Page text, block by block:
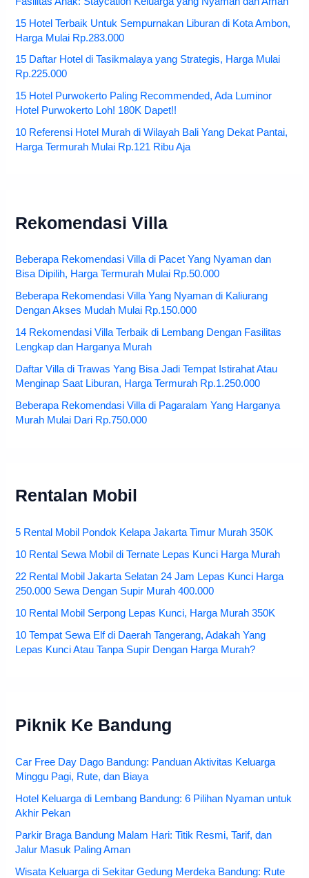
15 Hotel Terbaik Untuk Sempurnakan Liburan di Kota Ambon,
Harga Mulai Rp.283.000
15 Daftar Hotel di Tasikmalaya yang Strategis, Harga Mulai
Rp.225.000
15 Hotel Purwokerto Paling Recommended, Ada Luminor
Hotel Purwokerto Loh! 180K Dapet!!
10 Referensi Hotel Murah di Wilayah Bali Yang Dekat Pantai,
Harga Termurah Mulai Rp.121 Ribu Aja
Rekomendasi Villa
Beberapa Rekomendasi Villa di Pacet Yang Nyaman dan
Bisa Dipilih, Harga Termurah Mulai Rp.50.000
Beberapa Rekomendasi Villa Yang Nyaman di Kaliurang
Dengan Akses Mudah Mulai Rp.150.000
14 Rekomendasi Villa Terbaik di Lembang Dengan Fasilitas
Lengkap dan Harganya Murah
Daftar Villa di Trawas Yang Bisa Jadi Tempat Istirahat Atau
Menginap Saat Liburan, Harga Termurah Rp.1.250.000
Beberapa Rekomendasi Villa di Pagaralam Yang Harganya
Murah Mulai Dari Rp.750.000
Rentalan Mobil
5 Rental Mobil Pondok Kelapa Jakarta Timur Murah 350K
10 Rental Sewa Mobil di Ternate Lepas Kunci Harga Murah
22 Rental Mobil Jakarta Selatan 24 Jam Lepas Kunci Harga
250.000 Sewa Dengan Supir Murah 400.000
10 Rental Mobil Serpong Lepas Kunci, Harga Murah 350K
10 Tempat Sewa Elf di Daerah Tangerang, Adakah Yang
Lepas Kunci Atau Tanpa Supir Dengan Harga Murah?
Piknik Ke Bandung
Car Free Day Dago Bandung: Panduan Aktivitas Keluarga
Minggu Pagi, Rute, dan Biaya
Hotel Keluarga di Lembang Bandung: 6 Pilihan Nyaman untuk
Akhir Pekan
Parkir Braga Bandung Malam Hari: Titik Resmi, Tarif, dan
Jalur Masuk Paling Aman
Wisata Keluarga di Sekitar Gedung Merdeka Bandung: Rute